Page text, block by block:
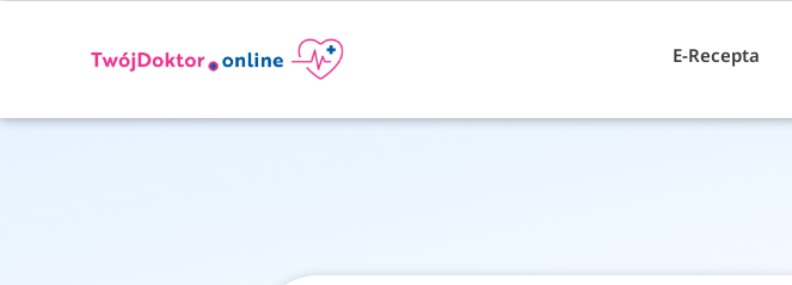
E-Recepta